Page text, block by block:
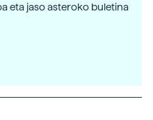
eta jaso asteroko buletina